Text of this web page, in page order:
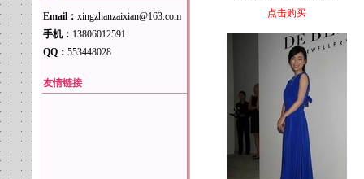
Email： xingzhanzaixian@163.com
手机： 13806012591
QQ： 553448028
友情链接
点击购买